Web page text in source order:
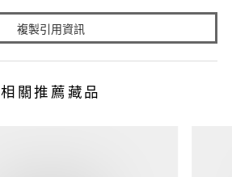
複製引用資訊
相關推薦藏品